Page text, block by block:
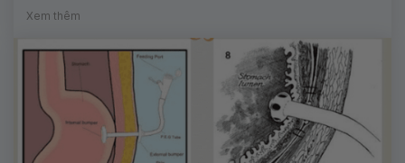
Xem thêm